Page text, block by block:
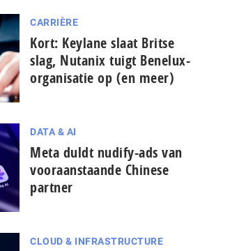
CARRIÈRE
Kort: Keylane slaat Britse
slag, Nutanix tuigt Benelux-
organisatie op (en meer)
DATA & AI
Meta duldt nudify-ads van
voor­aan­staan­de Chinese
partner
CLOUD & INFRASTRUCTURE